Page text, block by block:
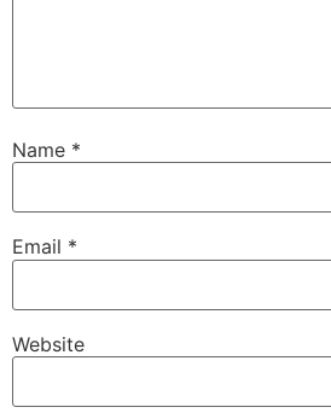
Name *
Email *
Website